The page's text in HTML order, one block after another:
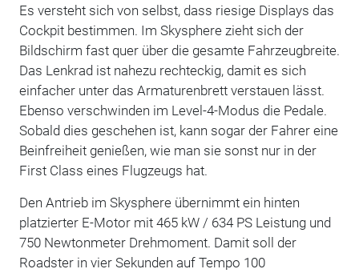
Es versteht sich von selbst, dass riesige Displays das
Cockpit bestimmen. Im Skysphere zieht sich der
Bildschirm fast quer über die gesamte Fahrzeugbreite.
Das Lenkrad ist nahezu rechteckig, damit es sich
einfacher unter das Armaturenbrett verstauen lässt.
Ebenso verschwinden im Level-4-Modus die Pedale.
Sobald dies geschehen ist, kann sogar der Fahrer eine
Beinfreiheit genießen, wie man sie sonst nur in der
First Class eines Flugzeugs hat.
Den Antrieb im Skysphere übernimmt ein hinten
platzierter E-Motor mit 465 kW / 634 PS Leistung und
750 Newtonmeter Drehmoment. Damit soll der
Roadster in vier Sekunden auf Tempo 100